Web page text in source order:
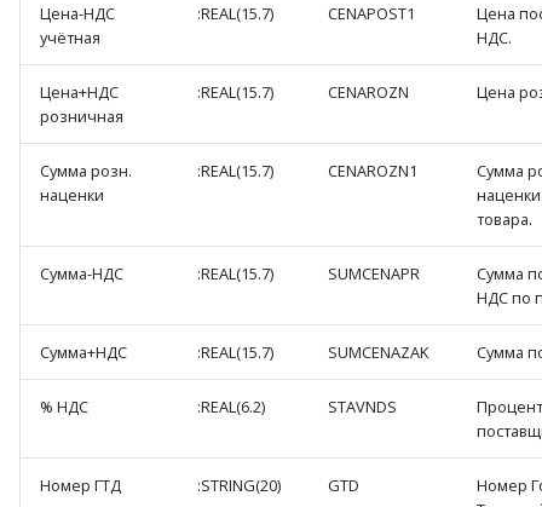
Цена-НДС
учётная
:REAL(15.7) CENAPOST1
Цена
НДС.
Цена+НДС
розничная
:REAL(15.7) CENAROZN Цена
Сумма розн.
наценки
:REAL(15.7) CENAROZN1
Сумма
товара.
Сумма-НДС :REAL(15.7) SUMCENAPR
Сумма
НДС по
Сумма+НДС :REAL(15.7) SUMCENAZAK Сумма
% НДС :REAL(6.2) STAVNDS
Номер ГТД :STRING(20) GTD
Номер